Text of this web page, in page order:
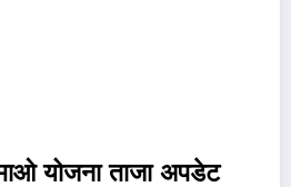
योजना ताजा अपडेट